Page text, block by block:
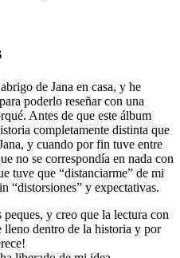
de Jana en casa, y he
poderlo reseñar con una
Antes de que este álbum
completamente distinta que
y cuando por fin tuve entre
no se correspondía en nada con
tuve que “distanciarme” de mi
“distorsiones” y expectativas.
y creo que la lectura con
lleno dentro de la historia y por